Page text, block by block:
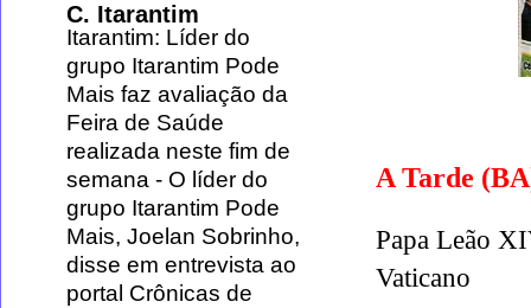
A Tarde
Papa Leão
Vaticano
C. Itarantim
Itarantim: Líder do
grupo Itarantim Pode
Mais faz avaliação da
Feira de Saúde
realizada neste fim de
semana - O líder do
grupo Itarantim Pode
Mais, Joelan Sobrinho,
disse em entrevista ao
portal Crônicas de